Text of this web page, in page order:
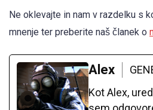
Ne oklevajte in nam v razdelku s
mnenje ter preberite naš članek o
Alex
Kot Alex,